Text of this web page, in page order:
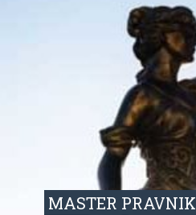
MASTER PRAVNIK